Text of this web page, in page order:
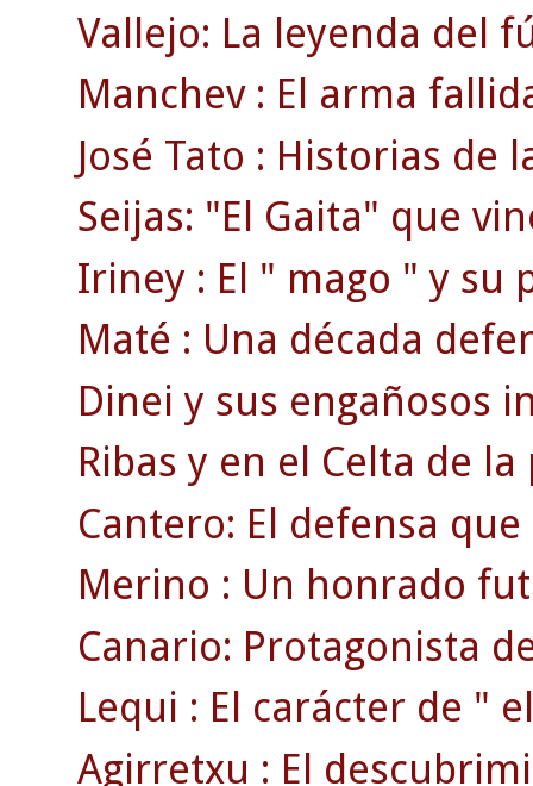
Vallejo: La leyenda del
Manchev : El arma
José Tato : Historias de
Seijas: "El Gaita" que
Iriney : El " mago " y su
Maté : Una década
Dinei y sus engañosos
Ribas y en el Celta de
Cantero: El defensa
Merino : Un honrado
Canario: Protagonista
Lequi : El carácter de "
Agirretxu : El